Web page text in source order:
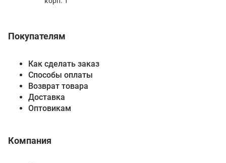
Покупателям
Как сделать заказ
Способы оплаты
Возврат товара
Доставка
Оптовикам
Компания